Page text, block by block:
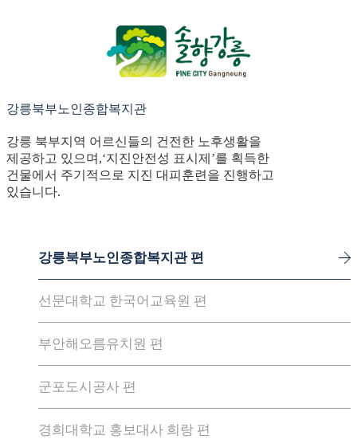
강릉북부노인종합복지관
강릉 북부지역 어르신들의 건전한 노후생활을
제공하고 있으며,‘지진안전성 표시제’를 획득한
건물에서 주기적으로 지진 대피훈련을 진행하고
있습니다.
강릉북부노인종합복지관 편
선문대학교 한국어교육원 편
부안해오름유치원 편
군포도시공사 편
경희대학교 홍보대사 희랑 편